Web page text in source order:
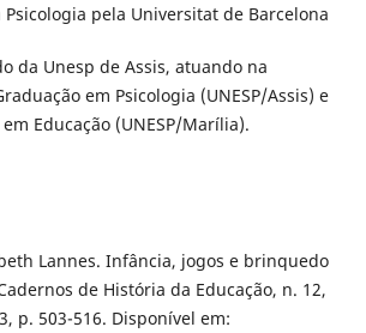
Psicologia pela Universitat de Barcelona
da Unesp de Assis, atuando na
em Psicologia (UNESP/Assis) e
Educação (UNESP/Marília).
Lannes. Infância, jogos e brinquedo
de História da Educação, n. 12,
p. 503-516. Disponível em: